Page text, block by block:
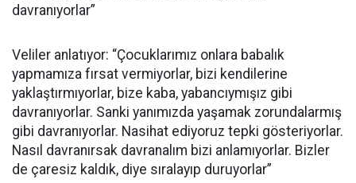
davranıyorlar”
Veliler anlatıyor: “Çocuklarımız onlara babalık
yapmamıza fırsat vermiyorlar, bizi kendilerine
yaklaştırmıyorlar, bize kaba, yabancıymışız gibi
davranıyorlar. Sanki yanımızda yaşamak zorundalarmış
gibi davranıyorlar. Nasihat ediyoruz tepki gösteriyorlar.
Nasıl davranırsak davranalım bizi anlamıyorlar. Bizler
de çaresiz kaldık, diye sıralayıp duruyorlar”